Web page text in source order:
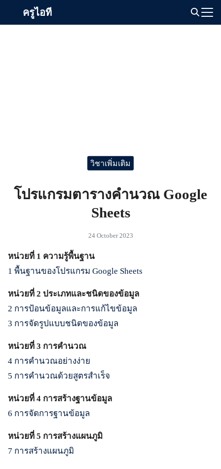
ครูไอที
วิชาเพิ่มเติม
โปรแกรมตารางคำนวณ Google
Sheets
24 October 2023
หน่วยที่ 1 ความรู้พื้นฐาน
1 พื้นฐานของโปรแกรม Google Sheets
หน่วยที่ 2 ประเภทและชนิดของข้อมูล
2 การป้อนข้อมูลและการแก้ไขข้อมูล
3 การจัดรูปแบบชนิดของข้อมูล
หน่วยที่ 3 การคำนวณ
4 การคำนวณอย่างง่าย
5 การคำนวณด้วยสูตรสำเร็จ
หน่วยที่ 4 การสร้างฐานข้อมูล
6 การจัดการฐานข้อมูล
หน่วยที่ 5 การสร้างแผนภูมิ
7 การสร้างแผนภูมิ